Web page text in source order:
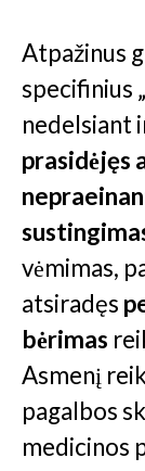
Atpažinus
specifinius
nedelsiant
prasidėjęs
vėmimas,
atsiradęs
bėrimas
Asmenį
pagalbos
medicinos